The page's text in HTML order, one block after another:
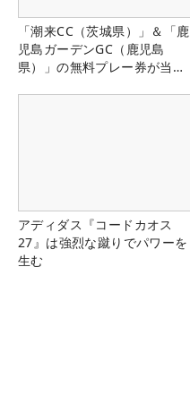
「潮来CC（茨城県）」＆「鹿
児島ガーデンGC（鹿児島
県）」の無料プレー券が当た
アディダス『コードカオス
27』は強烈な蹴りでパワーを
生む